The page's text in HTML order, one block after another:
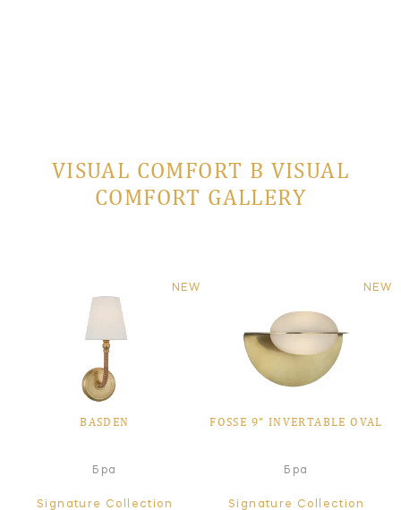
VISUAL COMFORT В VISUAL
COMFORT GALLERY
NEW
BASDEN
Бра
Signature Collection
NEW
FOSSE 9" INVERTABLE OVAL
Бра
Signature Collection